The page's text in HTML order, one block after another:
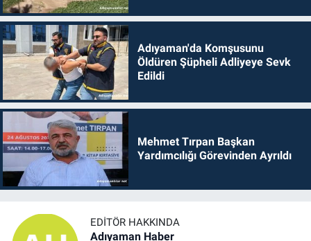
Adıyaman'da Komşusunu
Öldüren Şüpheli Adliyeye Sevk
Edildi
Mehmet Tırpan Başkan
Yardımcılığı Görevinden Ayrıldı
EDITÖR HAKKINDA
Adıyaman Haber